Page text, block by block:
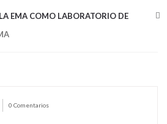
EMA COMO LABORATORIO DE
0 Comentarios